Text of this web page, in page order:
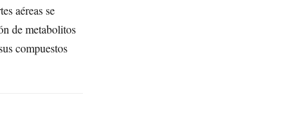
aéreas se
de metabolitos
compuestos